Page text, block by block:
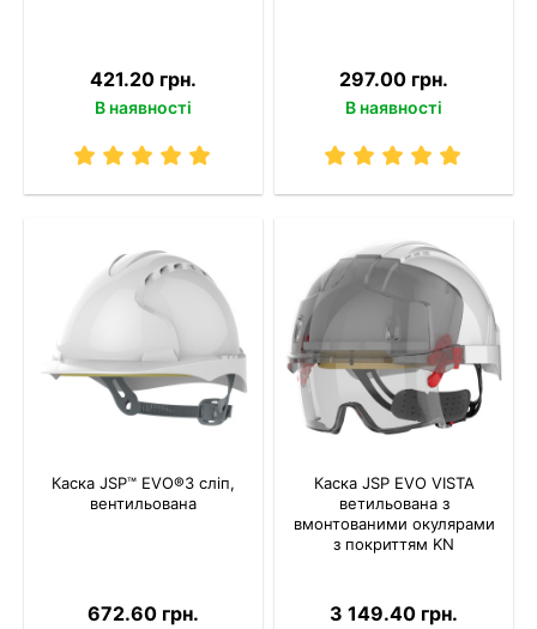
421.20 грн.
В наявності
297.00 грн.
В наявності
Каска JSP™ EVO®3 сліп,
вентильована
672.60 грн.
Каска JSP EVO VISTA
ветильована з
вмонтованими окулярами
з покриттям KN
3 149.40 грн.